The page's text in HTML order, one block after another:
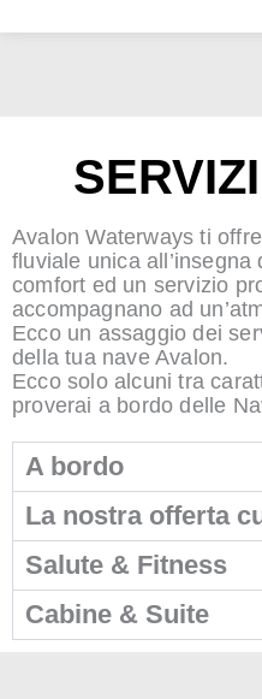
Avalon Waterways ti
fluviale unica all’insegna
comfort ed un servizio
accompagnano ad
Ecco un assaggio dei
della tua nave Avalon.
Ecco solo alcuni tra
proverai a bordo delle
A bordo
La nostra offerta
Salute & Fitness
Cabine & Suite